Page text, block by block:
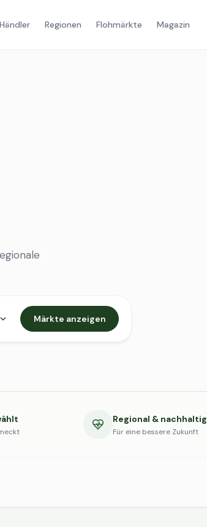
Händler Regionen Flohmärkte Magazin
Märkte anzeigen
Regional & nachhaltig
Für eine bessere Zukunft